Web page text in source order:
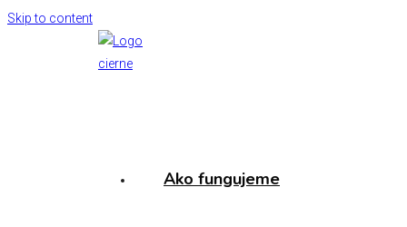
Skip to content
Ako fungujeme